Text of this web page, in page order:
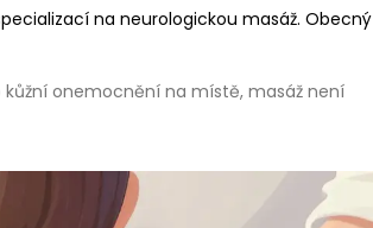
na neurologickou masáž. Obecný
onemocnění na místě, masáž není